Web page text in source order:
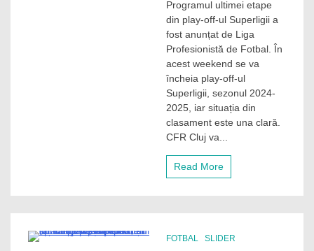
ultimei
etape
din
playoff-
Superligii!
Când
joacă
CFR
și
Programul ultimei etape
din play-off-ul Superligii a
fost anunțat de Liga
Profesionistă de Fotbal. În
acest weekend se va
încheia play-off-ul
Superligii, sezonul 2024-
2025, iar situația din
clasament este una clară.
CFR Cluj va...
Read More
FOTBAL SLIDER